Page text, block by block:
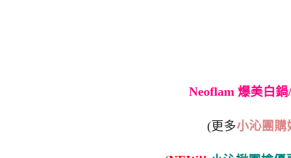
Neoflam 爆美白
(更多小沁團購